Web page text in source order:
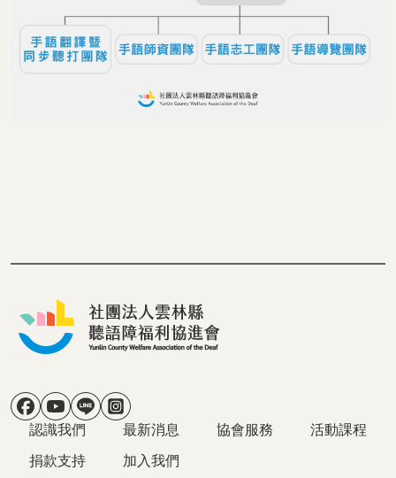
社群選單
主導覽
認識我們 最新消息 協會服務
活動課程
捐款支持
加入我們